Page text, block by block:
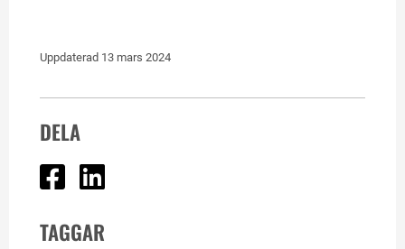
Uppdaterad 13 mars 2024
DELA
Dela på Facebook
TAGGAR